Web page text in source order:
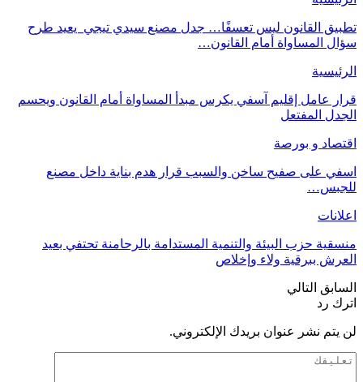
تطبيق القانون ليس تعسفًا… جدل مصنع سيدي تيجي يعيد طرح
سؤال المساواة أمام القانون…
الرئيسية
قرار عامل إقليم آسفي يكرس مبدأ المساواة أمام القانون ويحسم
الجدل المفتعل
اقتصاد و بورصة
اسفي على صفيح ساخن والسبب قرار هدم بناية داخل مصنع
للجبس…
اعلانات
منسقية حزب البيئة والتنمية المستدامة بالرحامنة تحتفي بعيد
العرش ببرقية ولاء وإخلاص
السابق التالي
اترك رد
لن يتم نشر عنوان بريدك الإلكتروني.